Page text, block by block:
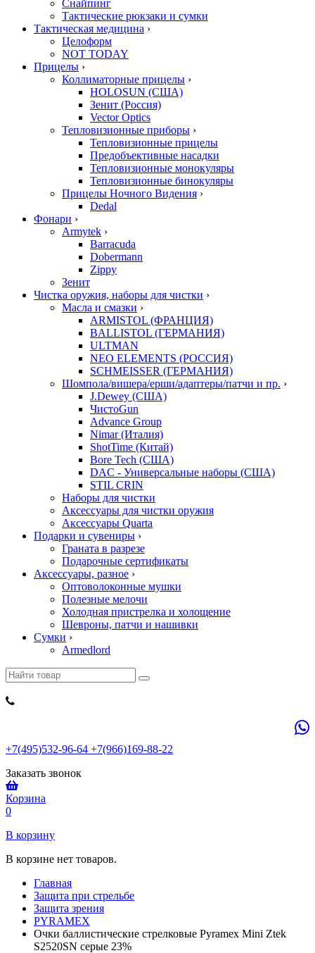
Снайпинг
Тактические рюкзаки и сумки
Тактическая медицина ›
Целоформ
NOT TODAY
Прицелы ›
Коллиматорные прицелы ›
HOLOSUN (США)
Зенит (Россия)
Vector Optics
Тепловизионные приборы ›
Тепловизионные прицелы
Предобъективные насадки
Тепловизионные монокуляры
Тепловизионные бинокуляры
Прицелы Ночного Видения ›
Dedal
Фонари ›
Armytek ›
Barracuda
Dobermann
Zippy
Зенит
Чистка оружия, наборы для чистки ›
Масла и смазки ›
ARMISTOL (ФРАНЦИЯ)
BALLISTOL (ГЕРМАНИЯ)
ULTMAN
NEO ELEMENTS (РОССИЯ)
SCHMEISSER (ГЕРМАНИЯ)
Шомпола/вишера/ерши/адаптеры/патчи и пр. ›
J.Dewey (США)
ЧистоGun
Advance Group
Nimar (Италия)
ShotTime (Китай)
Bore Tech (США)
DAC - Универсальные наборы (США)
STIL CRIN
Наборы для чистки
Аксессуары для чистки оружия
Аксессуары Quarta
Подарки и сувениры ›
Граната в разрезе
Подарочные сертификаты
Аксессуары, разное ›
Оптоволоконные мушки
Полезные мелочи
Холодная пристрелка и холощение
Шевроны, патчи и нашивки
Сумки ›
Armedlord
+7(495)532-96-64 +7(966)169-88-22
Заказать звонок
Корзина
0
В корзину
В корзине нет товаров.
Главная
Защита при стрельбе
Защита зрения
PYRAMEX
Очки баллистические стрелковые Pyramex Mini Ztek
S2520SN серые 23%